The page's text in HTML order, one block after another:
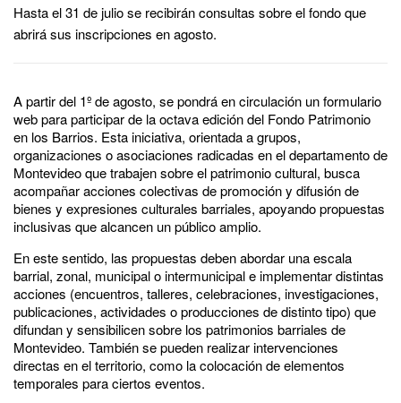
Hasta el 31 de julio se recibirán consultas sobre el fondo que
abrirá sus inscripciones en agosto.
A partir del 1º de agosto, se pondrá en circulación un formulario
web para participar de la octava edición del Fondo Patrimonio
en los Barrios. Esta iniciativa, orientada a grupos,
organizaciones o asociaciones radicadas en el departamento de
Montevideo que trabajen sobre el patrimonio cultural, busca
acompañar acciones colectivas de promoción y difusión de
bienes y expresiones culturales barriales, apoyando propuestas
inclusivas que alcancen un público amplio.
En este sentido, las propuestas deben abordar una escala
barrial, zonal, municipal o intermunicipal e implementar distintas
acciones (encuentros, talleres, celebraciones, investigaciones,
publicaciones, actividades o producciones de distinto tipo) que
difundan y sensibilicen sobre los patrimonios barriales de
Montevideo. También se pueden realizar intervenciones
directas en el territorio, como la colocación de elementos
temporales para ciertos eventos.